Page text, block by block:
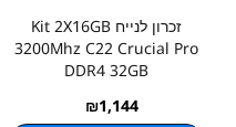
זכרון לנייח Kit 2X16GB
3200Mhz C22 Crucial Pro
DDR4 32GB
₪1,144